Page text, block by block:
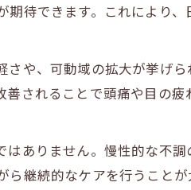
待できます。これにより
や、可動域の拡大が挙げ
されることで頭痛や目の
ありません。慢性的な不
継続的なケアを行うことが